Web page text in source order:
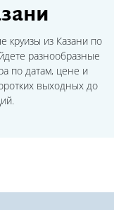
круизы из Казани по
разнообразные
по датам, цене и
выходных до